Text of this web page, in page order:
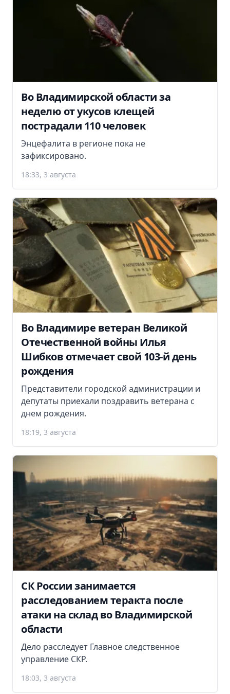
Во Владимирской области за
неделю от укусов клещей
пострадали 110 человек
Энцефалита в регионе пока не
зафиксировано.
18:33, 3 августа
Во Владимире ветеран Великой
Отечественной войны Илья
Шибков отмечает свой 103-й день
рождения
Представители городской администрации и
депутаты приехали поздравить ветерана с
днем рождения.
18:19, 3 августа
СК России занимается
расследованием теракта после
атаки на склад во Владимирской
области
Дело расследует Главное следственное
управление СКР.
18:03, 3 августа